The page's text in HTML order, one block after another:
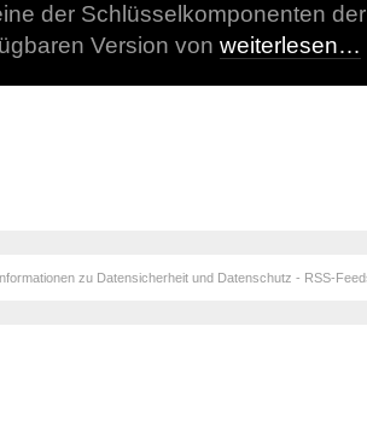
der Schlüsselkomponenten
Version von weiterlesen…
zu Datensicherheit und Datenschutz - RSS-